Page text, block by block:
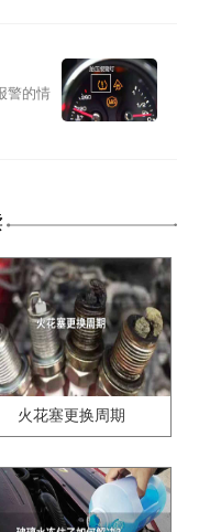
警的情
火花塞更换周期